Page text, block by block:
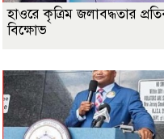
হাওরে কৃত্রিম জলাবদ্ধতার
বিক্ষোভ